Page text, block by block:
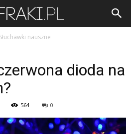
Słuchawki nauszne
dioda na
564 0